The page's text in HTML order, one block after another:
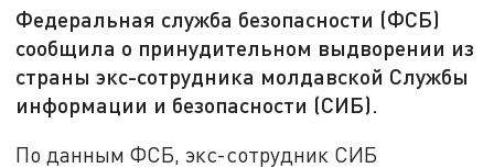
Федеральная служба безопасности (ФСБ)
сообщила о принудительном выдворении из
страны экс-сотрудника молдавской Службы
информации и безопасности (СИБ).
По данным ФСБ, экс-сотрудник СИБ